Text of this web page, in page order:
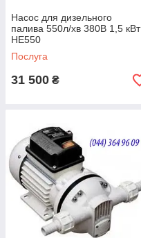
Насос для дизельного
палива 550л/хв 380В 1,5 кВт
HE550
Послуга
31 500 ₴